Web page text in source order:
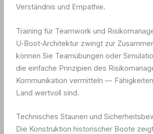
Verständnis und Empathie.
Training für Teamwork und
U‑Boot‑Architektur zwingt zur
können Sie Teamübungen oder
die einfache Prinzipien des
Kommunikation vermitteln —
Land wertvoll sind.
Technisches Staunen und
Die Konstruktion historischer Boote